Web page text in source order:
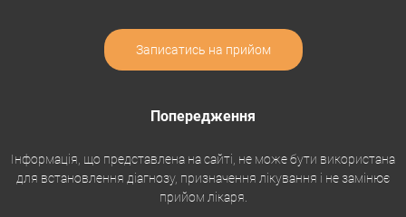
Записатись на прийом
Попередження
Інформація, що представлена на сайті, не може бути використана
для встановлення діагнозу, призначення лікування і не замінює
прийом лікаря.